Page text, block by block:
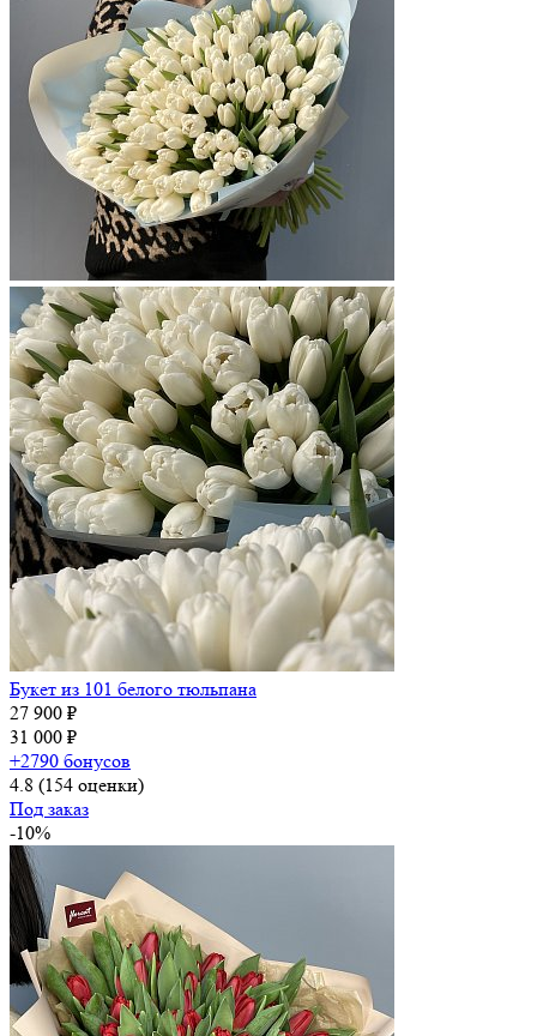
Букет из 101 белого тюльпана
27 900 ₽
31 000 ₽
+2790 бонусов
4.8 (154 оценки)
Под заказ
-10%